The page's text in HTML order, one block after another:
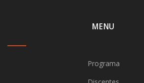
MENU
Programa